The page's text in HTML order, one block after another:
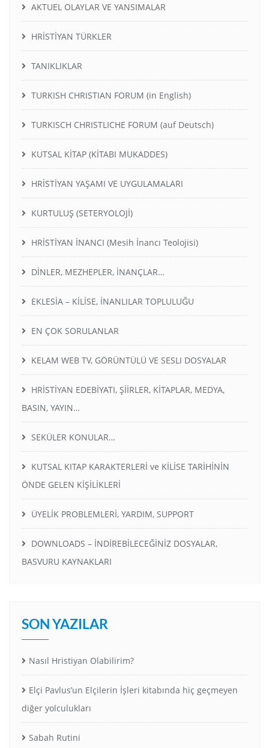
AKTUEL OLAYLAR VE YANSIMALAR
HRİSTİYAN TÜRKLER
TANIKLIKLAR
TURKISH CHRISTIAN FORUM (in English)
TURKISCH CHRISTLICHE FORUM (auf Deutsch)
KUTSAL KİTAP (KİTABI MUKADDES)
HRİSTİYAN YAŞAMI VE UYGULAMALARI
KURTULUŞ (SETERYOLOJİ)
HRİSTİYAN İNANCI (Mesih İnancı Teolojisi)
DİNLER, MEZHEPLER, İNANÇLAR…
EKLESİA – KİLİSE, İNANLILAR TOPLULUĞU
EN ÇOK SORULANLAR
KELAM WEB TV, GÖRÜNTÜLÜ VE SESLI DOSYALAR
HRİSTİYAN EDEBİYATI, ŞİİRLER, KİTAPLAR, MEDYA,
BASIN, YAYIN…
SEKÜLER KONULAR…
KUTSAL KITAP KARAKTERLERİ ve KİLİSE TARİHİNİN
ÖNDE GELEN KİŞİLİKLERİ
ÜYELİK PROBLEMLERİ, YARDIM, SUPPORT
DOWNLOADS – İNDİREBİLECEĞİNİZ DOSYALAR,
BASVURU KAYNAKLARI
SON YAZILAR
Nasıl Hristiyan Olabilirim?
Elçi Pavlus’un Elçilerin İşleri kitabında hiç geçmeyen
diğer yolculukları
Sabah Rutini